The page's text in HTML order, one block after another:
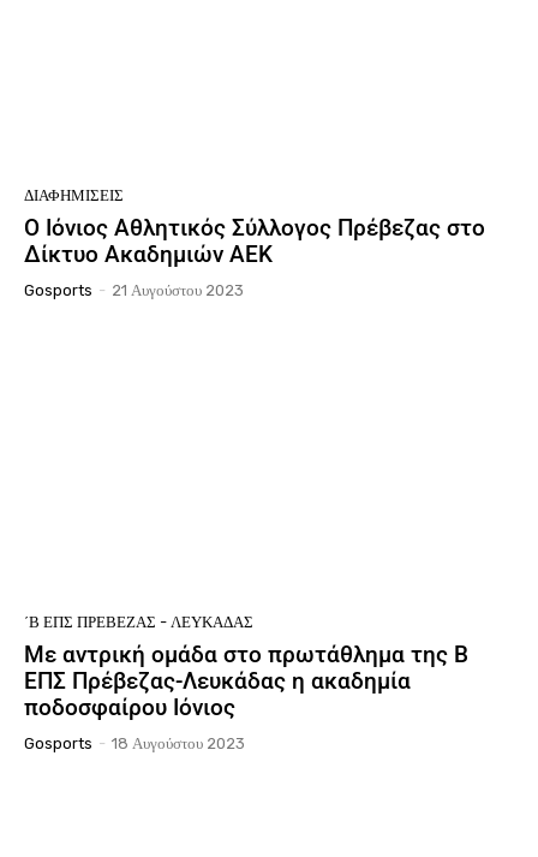
ΔΙΑΦΗΜΊΣΕΙΣ
Ο Ιόνιος Αθλητικός Σύλλογος Πρέβεζας στο
Δίκτυο Ακαδημιών ΑΕΚ
Gosports - 21 Αυγούστου 2023
΄Β ΕΠΣ ΠΡΈΒΕΖΑΣ - ΛΕΥΚΆΔΑΣ
Με αντρική ομάδα στο πρωτάθλημα της Β
ΕΠΣ Πρέβεζας-Λευκάδας η ακαδημία
ποδοσφαίρου Ιόνιος
Gosports - 18 Αυγούστου 2023